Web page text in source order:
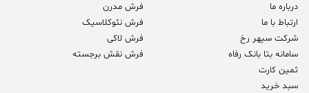
درباره ما
ارتباط با ما
شرکت سپهر رخ
سامانه بتا بانک رفاه
ثمین کارت
سبد خرید
فرش مدرن
فرش نئوکلاسیک
فرش لاکی
فرش نقش برجسته